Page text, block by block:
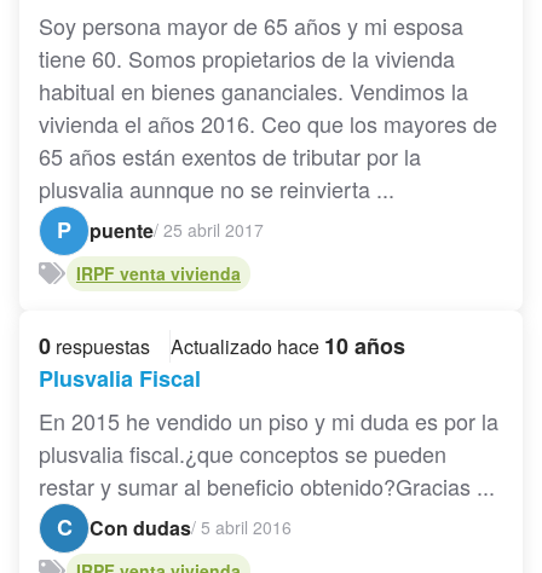
Soy persona mayor de 65 años y mi esposa
tiene 60. Somos propietarios de la vivienda
habitual en bienes gananciales. Vendimos la
vivienda el años 2016. Ceo que los mayores de
65 años están exentos de tributar por la
plusvalia aunnque no se reinvierta ...
P
puente/ 25 abril 2017
IRPF venta vivienda
0 respuestas Actualizado hace 10 años
Plusvalia Fiscal
En 2015 he vendido un piso y mi duda es por la
plusvalia fiscal.¿que conceptos se pueden
restar y sumar al beneficio obtenido?Gracias ...
C
Con dudas/ 5 abril 2016